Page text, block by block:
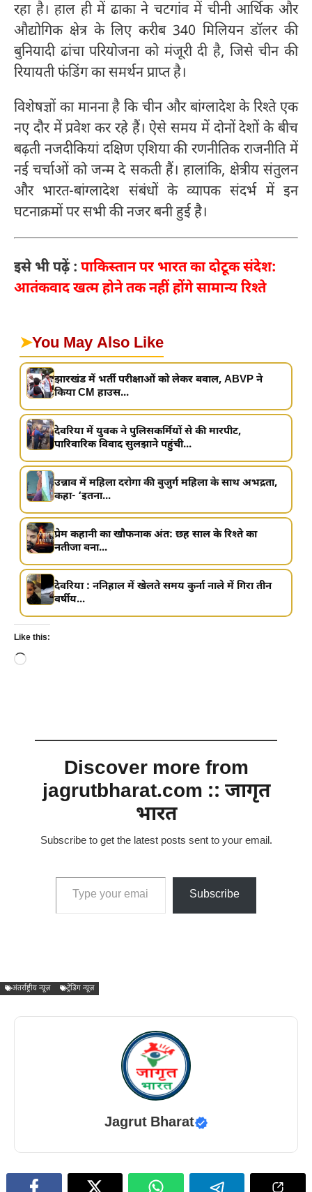
रहा है। हाल ही में ढाका ने चटगांव में चीनी आर्थिक और
औद्योगिक क्षेत्र के लिए करीब 340 मिलियन डॉलर की
बुनियादी ढांचा परियोजना को मंजूरी दी है, जिसे चीन की
रियायती फंडिंग का समर्थन प्राप्त है।
विशेषज्ञों का मानना है कि चीन और बांग्लादेश के रिश्ते एक
नए दौर में प्रवेश कर रहे हैं। ऐसे समय में दोनों देशों के बीच
बढ़ती नजदीकियां दक्षिण एशिया की रणनीतिक राजनीति में
नई चर्चाओं को जन्म दे सकती हैं। हालांकि, क्षेत्रीय संतुलन
और भारत-बांग्लादेश संबंधों के व्यापक संदर्भ में इन
घटनाक्रमों पर सभी की नजर बनी हुई है।
इसे भी पढ़ें : पाकिस्तान पर भारत का दोटूक संदेश:
आतंकवाद खत्म होने तक नहीं होंगे सामान्य रिश्ते
➤You May Also Like
झारखंड में भर्ती परीक्षाओं को लेकर बवाल, ABVP ने
किया CM हाउस...
देवरिया में युवक ने पुलिसकर्मियों से की मारपीट,
पारिवारिक विवाद सुलझाने पहुंची...
उन्नाव में महिला दरोगा की बुजुर्ग महिला के साथ अभद्रता,
कहा- ‘इतना...
प्रेम कहानी का खौफनाक अंत: छह साल के रिश्ते का
नतीजा बना...
देवरिया : ननिहाल में खेलते समय कुर्ना नाले में गिरा तीन
वर्षीय...
Like this:
Loading…
Discover more from
jagrutbharat.com :: जागृत
भारत
Subscribe to get the latest posts sent to your email.
Type your email…
Subscribe
अंतर्राष्ट्रीय न्यूज़ ट्रेंडिंग न्यूज़
Jagrut Bharat